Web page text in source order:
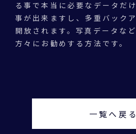
る事で本当に必要なデータだ
事が出来ますし、多重バック
開放されます。写真データな
方々にお勧めする方法です。
一覧へ戻る